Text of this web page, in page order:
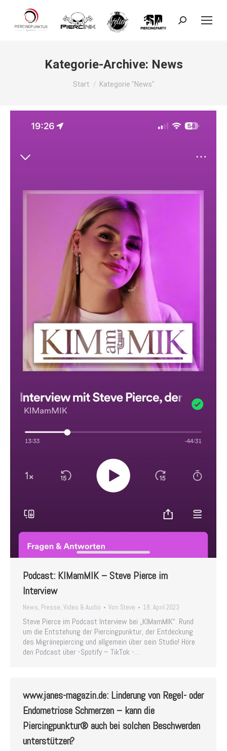
Search:
Kategorie-Archive: News
Start Kategorie "News"
Podcast: KIMamMIK – Steve Pierce im
Interview
News, Presse, Video & Audio Von Steve 18. April 2023
Steve Pierce im Podcast Interview bei „KIMamMIK“. Rund
um die Entstehung der Piercingpunktur, der Entdeckung
des Migränepiercing und allgemein über sein Studio! Höre
den Podcast über -Spotify – TikTok -…
www.janes-magazin.de: Linderung von Regel- oder
Endometriose Schmerzen – kann die
Piercingpunktur® auch bei solchen Beschwerden
unterstützen?